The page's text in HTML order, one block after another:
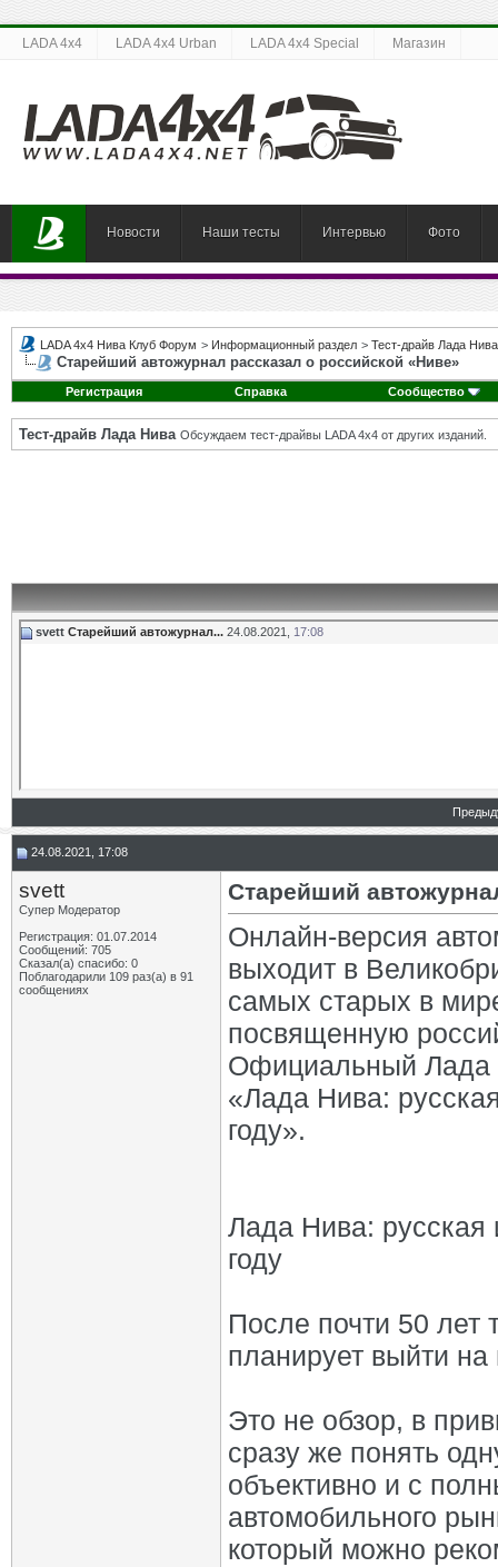
LADA 4x4 LADA 4x4 Urban LADA 4x4 Special Магазин
Новости Наши тесты Интервью Фото
LADA 4x4 Нива Клуб Форум > Информационный раздел > Тест-драйв Лада Нива
Старейший автожурнал рассказал о российской «Ниве»
Регистрация Справка Сообщество
Тест-драйв Лада Нива Обсуждаем тест-драйвы LADA 4x4 от других изданий.
svett Старейший автожурнал... 24.08.2021, 17:08
24.08.2021, 17:08
svett
Супер Модератор
Регистрация: 01.07.2014
Сообщений: 705
Сказал(а) спасибо: 0
Поблагодарили 109 раз(а) в 91
сообщениях
Старейший
Онлайн-версия
выходит в
самых старых в
посвященную
Официальный Лада
«Лада Нива:
году».
Лада Нива: русская
году
После почти 50 лет
планирует выйти
Это не обзор, в
сразу же понять
объективно и с
автомобильного
который можно